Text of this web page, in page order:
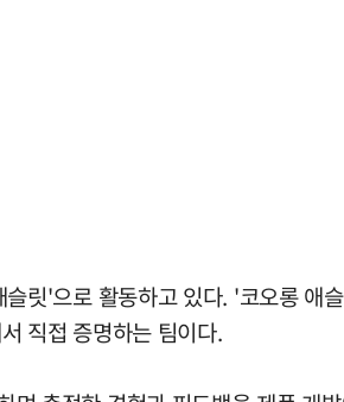
릿'으로 활동하고 있다. '코오롱
직접 증명하는 팀이다.